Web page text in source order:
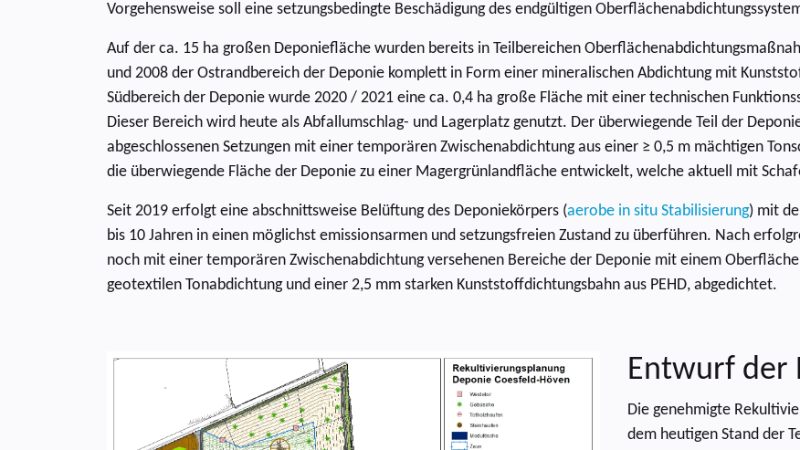
Vorgehensweise soll eine setzungsbedingte Beschädigung des endgültigen
Auf der ca. 15 ha großen Deponiefläche wurden bereits in Teilbereichen
und 2008 der Ostrandbereich der Deponie komplett in Form einer mineralischen Abdichtung mit
Südbereich der Deponie wurde 2020 / 2021 eine ca. 0,4 ha große Fläche mit einer technischen
Dieser Bereich wird heute als Abfallumschlag- und Lagerplatz genutzt. Der überwiegende Teil der
abgeschlossenen Setzungen mit einer temporären Zwischenabdichtung aus einer ≥ 0,5 m mächtigen
die überwiegende Fläche der Deponie zu einer Magergrünlandfläche entwickelt, welche aktuell mit
Seit 2019 erfolgt eine abschnittsweise Belüftung des Deponiekörpers (aerobe in situ Stabilisierung) mit
bis 10 Jahren in einen möglichst emissionsarmen und setzungsfreien Zustand zu überführen. Nach
noch mit einer temporären Zwischenabdichtung versehenen Bereiche der Deponie mit einem
geotextilen Tonabdichtung und einer 2,5 mm starken Kunststoffdichtungsbahn aus PEHD, abgedichtet.
Entwurf der
Die genehmigte
dem heutigen Stand der